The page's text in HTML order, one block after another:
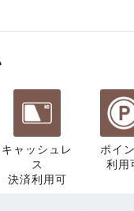
キャッシュレ
ス
決済利用可
ポイ
利用